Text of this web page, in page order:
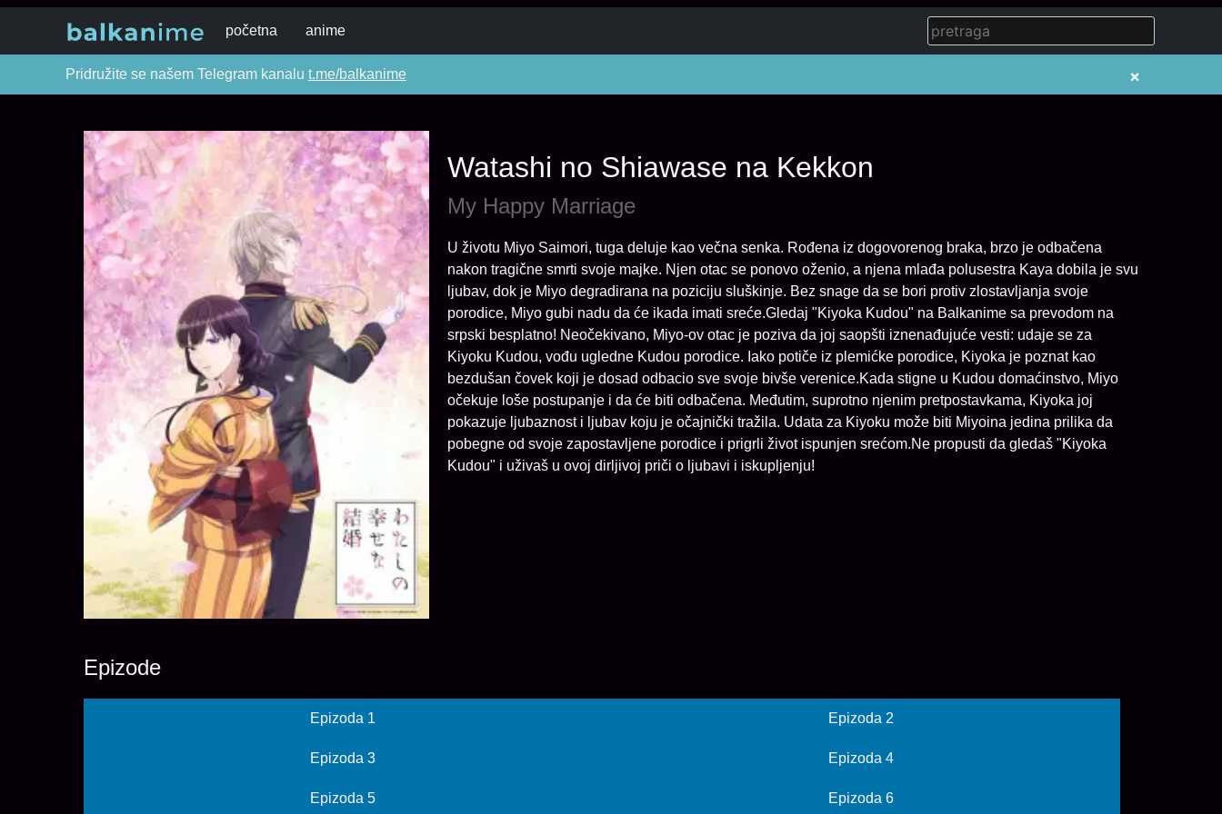
početna anime
Pridružite se našem Telegram kanalu t.me/balkanime ×
Watashi no Shiawase na Kekkon
My Happy Marriage
U životu Miyo Saimori, tuga deluje kao večna senka. Rođena iz dogovorenog braka, brzo je odbačena
nakon tragične smrti svoje majke. Njen otac se ponovo oženio, a njena mlađa polusestra Kaya dobila je svu
ljubav, dok je Miyo degradirana na poziciju sluškinje. Bez snage da se bori protiv zlostavljanja svoje
porodice, Miyo gubi nadu da će ikada imati sreće.Gledaj "Kiyoka Kudou" na Balkanime sa prevodom na
srpski besplatno! Neočekivano, Miyo-ov otac je poziva da joj saopšti iznenađujuće vesti: udaje se za
Kiyoku Kudou, vođu ugledne Kudou porodice. Iako potiče iz plemićke porodice, Kiyoka je poznat kao
bezdušan čovek koji je dosad odbacio sve svoje bivše verenice.Kada stigne u Kudou domaćinstvo, Miyo
očekuje loše postupanje i da će biti odbačena. Međutim, suprotno njenim pretpostavkama, Kiyoka joj
pokazuje ljubaznost i ljubav koju je očajnički tražila. Udata za Kiyoku može biti Miyoina jedina prilika da
pobegne od svoje zapostavljene porodice i prigrli život ispunjen srećom.Ne propusti da gledaš "Kiyoka
Kudou" i uživaš u ovoj dirljivoj priči o ljubavi i iskupljenju!
Epizode
Epizoda 1 Epizoda 2
Epizoda 3 Epizoda 4
Epizoda 5 Epizoda 6